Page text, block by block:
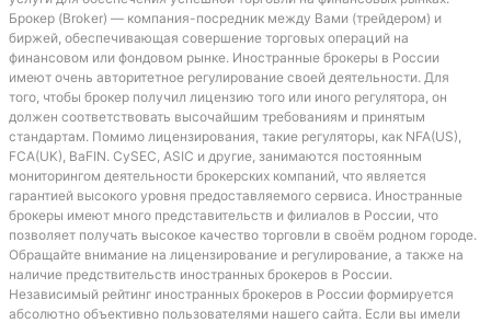
Брокер (Broker) — компания-посредник между Вами (трейдером) и
биржей, обеспечивающая совершение торговых операций на
финансовом или фондовом рынке. Иностранные брокеры в России
имеют очень авторитетное регулирование своей деятельности. Для
того, чтобы брокер получил лицензию того или иного регулятора, он
должен соответствовать высочайшим требованиям и принятым
стандартам. Помимо лицензирования, такие регуляторы, как NFA(US),
FCA(UK), BaFIN. CySEC, ASIC и другие, занимаются постоянным
мониторингом деятельности брокерских компаний, что является
гарантией высокого уровня предоставляемого сервиса. Иностранные
брокеры имеют много представительств и филиалов в России, что
позволяет получать высокое качество торговли в своём родном городе.
Обращайте внимание на лицензирование и регулирование, а также на
наличие предствительств иностранных брокеров в России.
Независимый рейтинг иностранных брокеров в России формируется
абсолютно объективно пользователями нашего сайта. Если вы имели